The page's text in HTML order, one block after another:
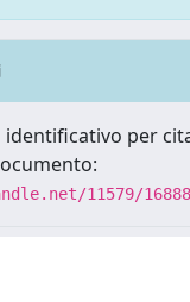
identificativo per
11579/